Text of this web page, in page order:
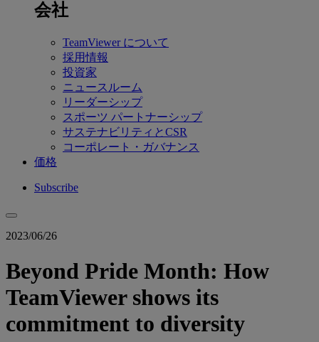
会社
TeamViewer について
採用情報
投資家
ニュースルーム
リーダーシップ
スポーツ パートナーシップ
サステナビリティとCSR
コーポレート・ガバナンス
価格
Subscribe
2023/06/26
Beyond Pride Month: How
TeamViewer shows its
commitment to diversity